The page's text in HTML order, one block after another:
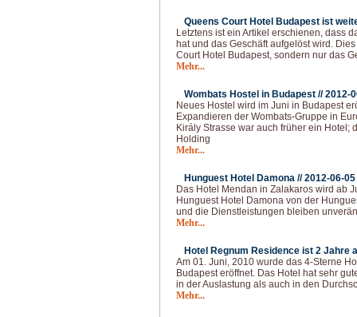
Queens Court Hotel Budapest ist
Letztens ist ein Artikel erschienen, dass
hat und das Geschäft aufgelöst wird.
Court Hotel Budapest, sondern nur das
Mehr...
Wombats Hostel in Budapest //2012-
Neues Hostel wird im Juni in Budapest
Expandieren der Wombats-Gruppe in
Király Strasse war auch früher ein Hotel;
Holding
Mehr...
Hunguest Hotel Damona //2012-06-05
Das Hotel Mendan in Zalakaros wird ab
Hunguest Hotel Damona von der
und die Dienstleistungen bleiben
Mehr...
Hotel Regnum Residence ist 2 Jahre
Am 01. Juni, 2010 wurde das 4-Sterne
Budapest eröffnet. Das Hotel hat sehr
in der Auslastung als auch in den
Mehr...